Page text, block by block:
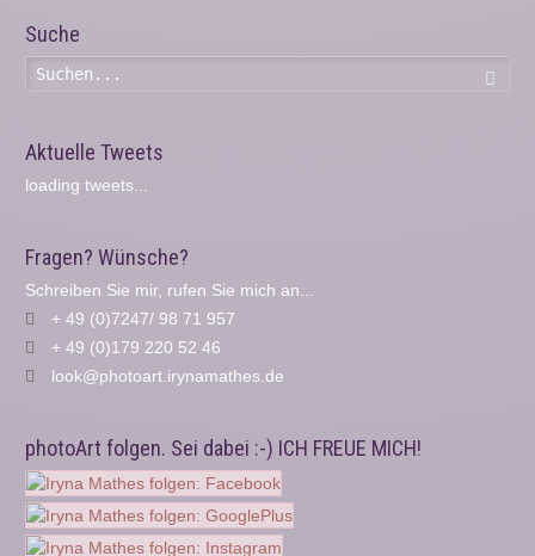
Suche
Aktuelle Tweets
loading tweets...
Fragen? Wünsche?
Schreiben Sie mir, rufen Sie mich an...
+ 49 (0)7247/ 98 71 957
+ 49 (0)179 220 52 46
look@photoart.irynamathes.de
photoArt folgen. Sei dabei :-) ICH FREUE MICH!